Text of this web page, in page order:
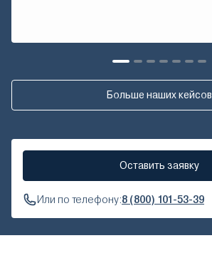
Больше наших кейсов
Оставить заявку
Или по телефону:8 (800) 101-53-39